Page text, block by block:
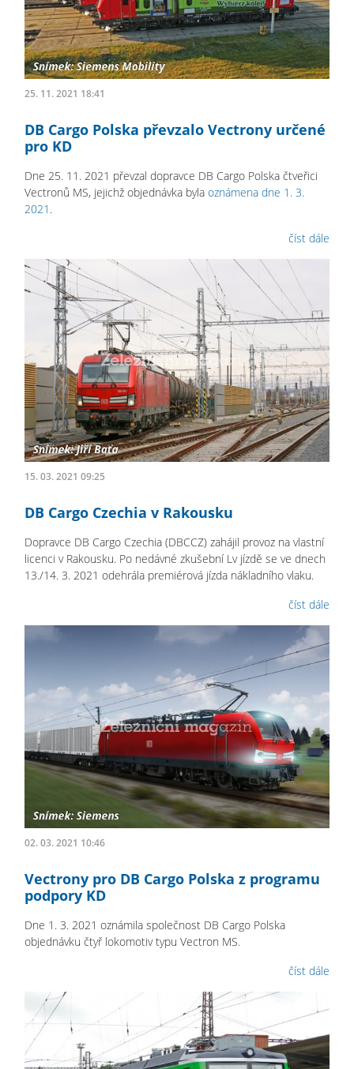
25. 11. 2021 18:41
DB Cargo Polska převzalo Vectrony určené
pro KD
Dne 25. 11. 2021 převzal dopravce DB Cargo Polska čtveřici
Vectronů MS, jejichž objednávka byla oznámena dne 1. 3.
2021 .
číst dále
15. 03. 2021 09:25
DB Cargo Czechia v Rakousku
Dopravce DB Cargo Czechia (DBCCZ) zahájil provoz na vlastní
licenci v Rakousku. Po nedávné zkušební Lv jízdě se ve dnech
13./14. 3. 2021 odehrála premiérová jízda nákladního vlaku.
číst dále
02. 03. 2021 10:46
Vectrony pro DB Cargo Polska z programu
podpory KD
Dne 1. 3. 2021 oznámila společnost DB Cargo Polska
objednávku čtyř lokomotiv typu Vectron MS.
číst dále